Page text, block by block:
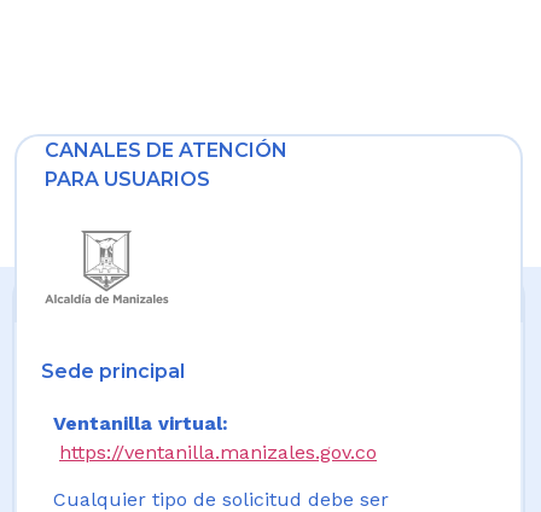
CANALES DE ATENCIÓN
PARA USUARIOS
Sede principal
Ventanilla virtual:
https://ventanilla.manizales.gov.co
Cualquier tipo de solicitud debe ser